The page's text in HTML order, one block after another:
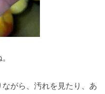
がら、汚れを見たり、あ